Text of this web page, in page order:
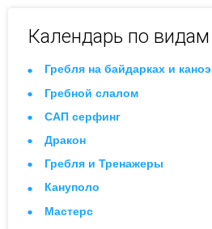
Календарь по видам
Гребля на байдарках и каноэ
Гребной слалом
САП серфинг
Дракон
Гребля и Тренажеры
Кануполо
Мастерс